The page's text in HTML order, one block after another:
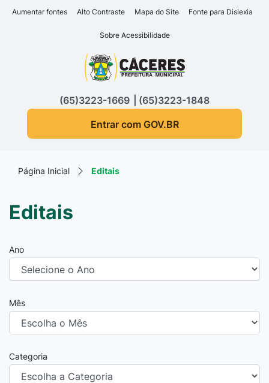
Seção de atalhos e links
Ir para o conteúdo [alt+1]
Ir para o rodapé [alt+4]
Aumentar fontes Alto Contraste Mapa do Site Fonte para Dislexia
Sobre Acessibilidade
Seção do menu principal
(65)3223-1669
(65)3223-1848
Entrar com GOV.BR
Página Inicial Editais
Editais
Ano
Mês
Categoria